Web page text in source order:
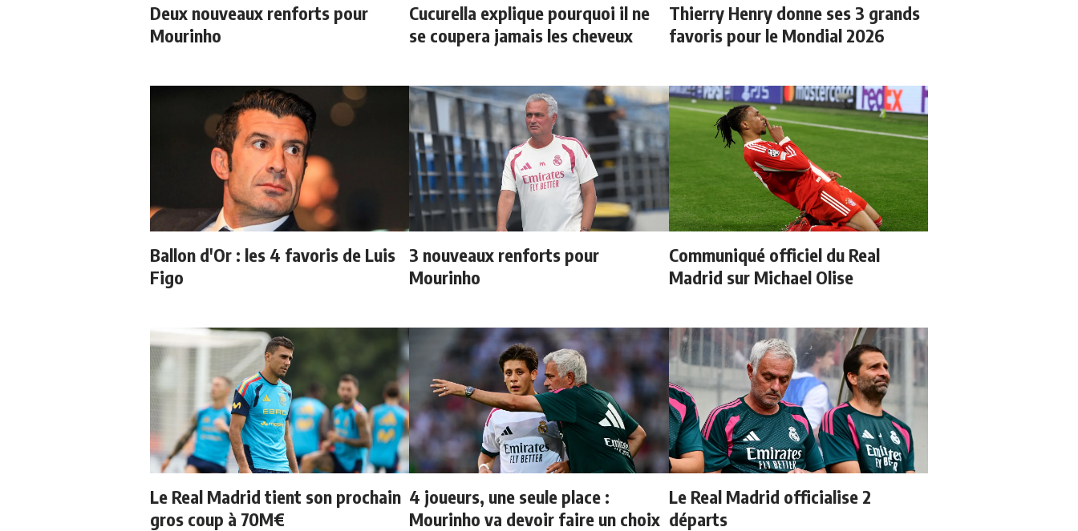
Deux nouveaux renforts pour
Mourinho
Cucurella explique pourquoi il ne
se coupera jamais les cheveux
Thierry Henry donne ses 3 grands
favoris pour le Mondial 2026
Ballon d'Or : les 4 favoris de Luis
Figo
3 nouveaux renforts pour
Mourinho
Communiqué officiel du Real
Madrid sur Michael Olise
Le Real Madrid tient son prochain
gros coup à 70M€
4 joueurs, une seule place :
Mourinho va devoir faire un choix
Le Real Madrid officialise 2
départs